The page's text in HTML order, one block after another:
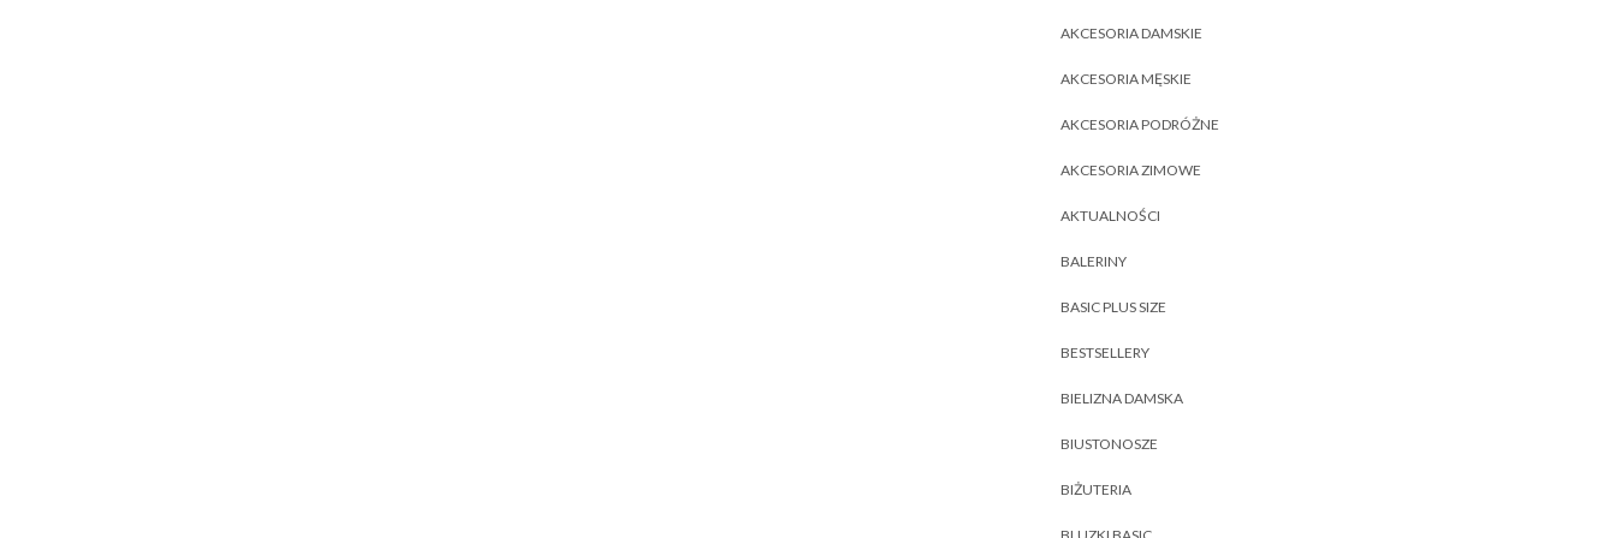
AKCESORIA DAMSKIE
AKCESORIA MĘSKIE
AKCESORIA PODRÓŻNE
AKCESORIA ZIMOWE
AKTUALNOŚCI
BALERINY
BASIC PLUS SIZE
BESTSELLERY
BIELIZNA DAMSKA
BIUSTONOSZE
BIŻUTERIA